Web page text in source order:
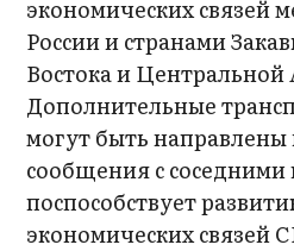
экономических связей
России и странами
Востока и Центральной
Дополнительные
могут быть
сообщения с соседними
поспособствует
экономических связей